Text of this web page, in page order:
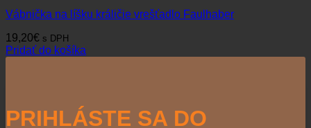
Vábnička na líšku králičie vrešťadlo Faulhaber
19,20€ s DPH
Pridať do košíka
PRIHLÁSTE SA DO